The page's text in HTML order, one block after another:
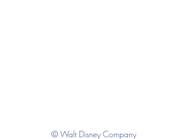
© Walt Disney Company